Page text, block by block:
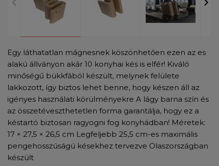
Egy láthatatlan mágnesnek köszönhetően ezen az es
alakú állványon akár 10 konyhai kés is elfér! Kiváló
minőségű bükkfából készült, melynek felülete
lakkozott, így biztos lehet benne, hogy készen áll az
igényes használati körülményekre A lágy barna szín és
az összetéveszthetetlen forma garantálja, hogy ez a
késtartó biztosan ragyogni fog konyhádban! Méretek:
17 × 27,5 × 26,5 cm Legfeljebb 25,5 cm-es maximális
pengehosszúságú késekhez tervezve Olaszországban
készült